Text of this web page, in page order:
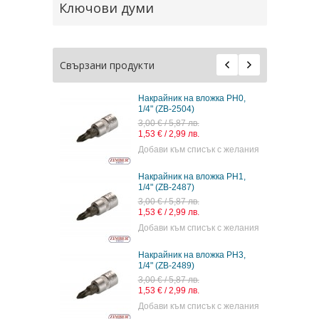
Ключови думи
Свързани продукти
Накрайник на вложка PH0,
1/4" (ZB-2504)
3,00 € / 5,87 лв.
1,53 € / 2,99 лв.
Добави към списък с желания
Накрайник на вложка PH1,
1/4" (ZB-2487)
3,00 € / 5,87 лв.
1,53 € / 2,99 лв.
Добави към списък с желания
Накрайник на вложка PH3,
1/4" (ZB-2489)
3,00 € / 5,87 лв.
1,53 € / 2,99 лв.
Добави към списък с желания